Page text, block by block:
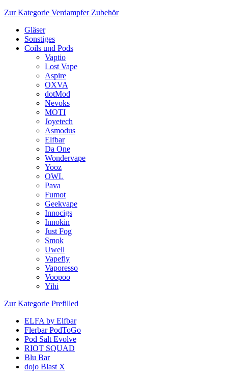
Zur Kategorie Verdampfer Zubehör
Gläser
Sonstiges
Coils und Pods
Vaptio
Lost Vape
Aspire
OXVA
dotMod
Nevoks
MOTI
Joyetech
Asmodus
Elfbar
Da One
Wondervape
Yooz
OWL
Pava
Fumot
Geekvape
Innocigs
Innokin
Just Fog
Smok
Uwell
Vapefly
Vaporesso
Voopoo
Yihi
Zur Kategorie Prefilled
ELFA by Elfbar
Flerbar PodToGo
Pod Salt Evolve
RIOT SQUAD
Blu Bar
dojo Blast X